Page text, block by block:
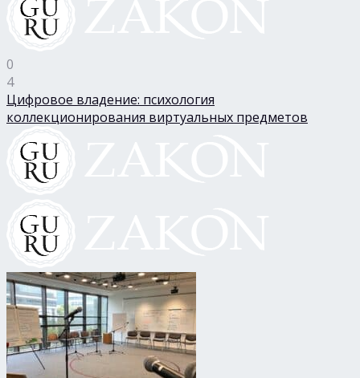
0
4
Цифровое владение: психология
коллекционирования виртуальных предметов